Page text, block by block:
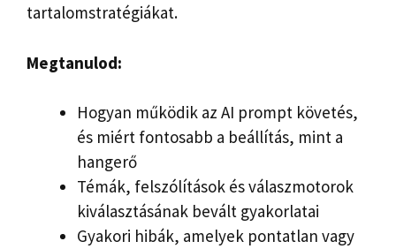
tartalomstratégiákat.
Megtanulod:
Hogyan működik az AI prompt követés,
és miért fontosabb a beállítás, mint a
hangerő
Témák, felszólítások és válaszmotorok
kiválasztásának bevált gyakorlatai
Gyakori hibák, amelyek pontatlan vagy